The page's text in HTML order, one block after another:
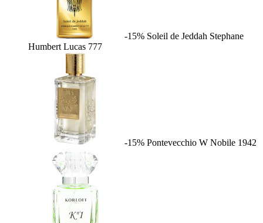
-15% Soleil de Jeddah Stephane
Humbert Lucas 777
-15% Pontevecchio W Nobile 1942